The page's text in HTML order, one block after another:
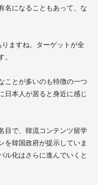
名になることもあって、な
りますね。ターゲットが全
ことが多いのも特徴の一つ
日本人が居ると身近に感じ
目で、韓流コンテンツ留学
を韓国政府が提示していま
ル化はさらに進んでいくと